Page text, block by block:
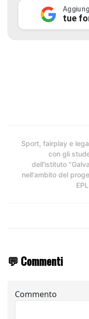
tue
Sport, fairplay e
con gli
dell'istituto
nell'ambito del
💬 Commenti